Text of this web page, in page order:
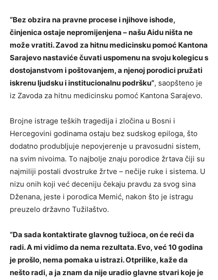
“Bez obzira na pravne procese i njihove ishode,
činjenica ostaje nepromijenjena – našu Aidu ništa ne
može vratiti. Zavod za hitnu medicinsku pomoć Kantona
Sarajevo nastaviće čuvati uspomenu na svoju kolegicu s
dostojanstvom i poštovanjem, a njenoj porodici pružati
iskrenu ljudsku i institucionalnu podršku”, saopšteno je
iz Zavoda za hitnu medicinsku pomoć Kantona Sarajevo.
Brojne istrage teških tragedija i zločina u Bosni i
Hercegovini godinama ostaju bez sudskog epiloga, što
dodatno produbljuje nepovjerenje u pravosudni sistem,
na svim nivoima. To najbolje znaju porodice žrtava čiji su
najmiliji postali dvostruke žrtve – nečije ruke i sistema. U
nizu onih koji već deceniju čekaju pravdu za svog sina
Dženana, jeste i porodica Memić, nakon što je istragu
preuzelo državno Tužilaštvo.
“Da sada kontaktirate glavnog tužioca, on će reći da
radi. A mi vidimo da nema rezultata. Evo, već 10 godina
je prošlo, nema pomaka u istrazi. Otprilike, kaže da
nešto radi, a ja znam da nije uradio glavne stvari koje je